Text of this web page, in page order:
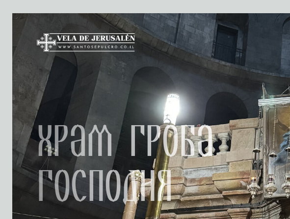
Храм Гроба
Господня